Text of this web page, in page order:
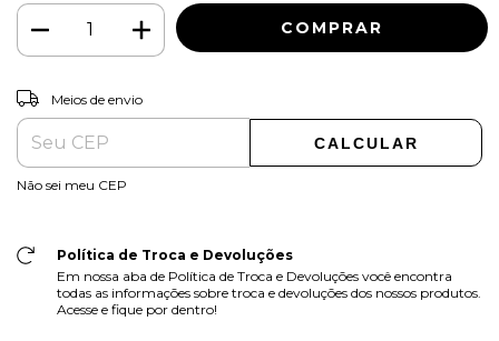
Entregas para o CEP:
Meios de envio
CALCULAR
Não sei meu CEP
Política de Troca e Devoluções
Em nossa aba de Política de Troca e Devoluções você encontra
todas as informações sobre troca e devoluções dos nossos produtos.
Acesse e fique por dentro!